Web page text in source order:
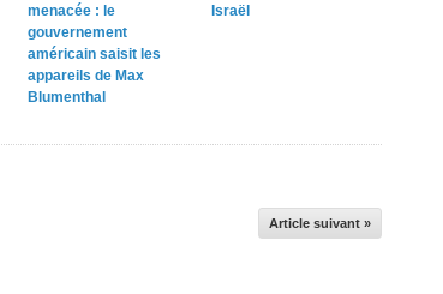
menacée : le
gouvernement
américain saisit les
appareils de Max
Blumenthal
Israël
Article suivant »